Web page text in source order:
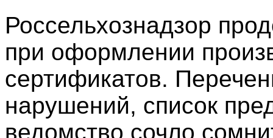
Россельхознадзор
при оформлении
сертификатов.
нарушений, список
ведомство сочло